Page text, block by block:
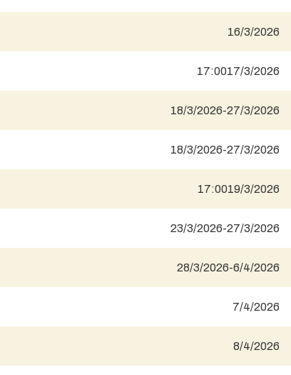
16/3/2026
17:0017/3/2026
18/3/2026-27/3/2026
18/3/2026-27/3/2026
17:0019/3/2026
23/3/2026-27/3/2026
28/3/2026-6/4/2026
7/4/2026
8/4/2026